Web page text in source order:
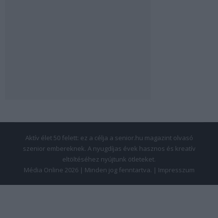
Aktív élet 50 felett: ez a célja a senior.hu magazint olvasó
szenior embereknek. A nyugdíjas évek hasznos és kreatív
eltöltéséhez nyújtunk ötleteket.
Média Online 2026 | Minden jog fenntartva. | Impresszum